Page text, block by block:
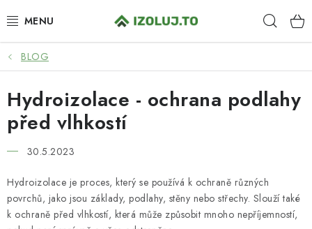
na
HYDROIZOLACE
MATERIÁLY
SYSTÉMOVÁ ŘEŠENÍ
PRO PARTNERY
BLOG
Hydroizolace - ochrana podlahy
před vlhkostí
30.5.2023
Hydroizolace je proces, který se používá k ochraně různých
povrchů, jako jsou základy, podlahy, stěny nebo střechy. Slouží také
k ochraně před vlhkostí, která může způsobit mnoho nepříjemností,